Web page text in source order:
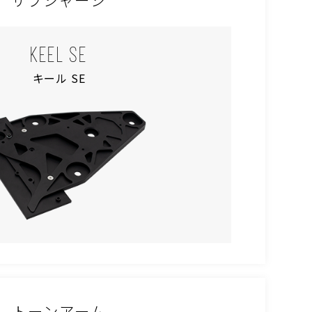
KEEL SE
キール SE